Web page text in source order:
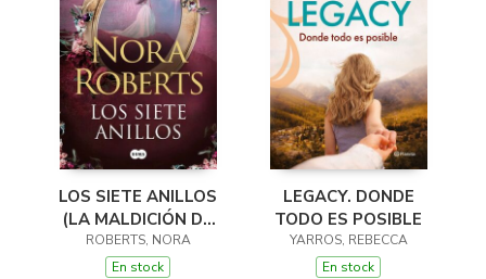
LOS SIETE ANILLOS
(LA MALDICIÓN DE
LAS SIETE NOVIAS
3)
ROBERTS, NORA
En stock
LEGACY. DONDE
TODO ES POSIBLE
YARROS, REBECCA
En stock